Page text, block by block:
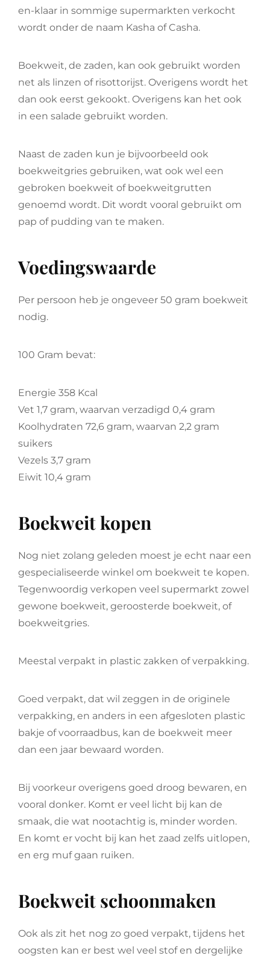
en-klaar in sommige supermarkten verkocht
wordt onder de naam Kasha of Casha.
Boekweit, de zaden, kan ook gebruikt worden
net als linzen of risottorijst. Overigens wordt het
dan ook eerst gekookt. Overigens kan het ook
in een salade gebruikt worden.
Naast de zaden kun je bijvoorbeeld ook
boekweitgries gebruiken, wat ook wel een
gebroken boekweit of boekweitgrutten
genoemd wordt. Dit wordt vooral gebruikt om
pap of pudding van te maken.
Voedingswaarde
Per persoon heb je ongeveer 50 gram boekweit
nodig.
100 Gram bevat:
Energie 358 Kcal
Vet 1,7 gram, waarvan verzadigd 0,4 gram
Koolhydraten 72,6 gram, waarvan 2,2 gram
suikers
Vezels 3,7 gram
Eiwit 10,4 gram
Boekweit kopen
Nog niet zolang geleden moest je echt naar een
gespecialiseerde winkel om boekweit te kopen.
Tegenwoordig verkopen veel supermarkt zowel
gewone boekweit, geroosterde boekweit, of
boekweitgries.
Meestal verpakt in plastic zakken of verpakking.
Goed verpakt, dat wil zeggen in de originele
verpakking, en anders in een afgesloten plastic
bakje of voorraadbus, kan de boekweit meer
dan een jaar bewaard worden.
Bij voorkeur overigens goed droog bewaren, en
vooral donker. Komt er veel licht bij kan de
smaak, die wat nootachtig is, minder worden.
En komt er vocht bij kan het zaad zelfs uitlopen,
en erg muf gaan ruiken.
Boekweit schoonmaken
Ook als zit het nog zo goed verpakt, tijdens het
oogsten kan er best wel veel stof en dergelijke